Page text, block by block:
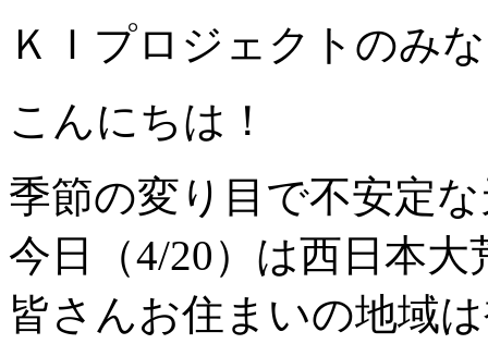
ＫＩプロジェクトのみ
こんにちは！
季節の変り目で不安定
今日（4/20）は西日本
皆さんお住まいの地域